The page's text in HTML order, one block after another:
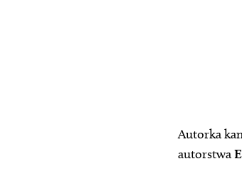
Autorka
autorstwa